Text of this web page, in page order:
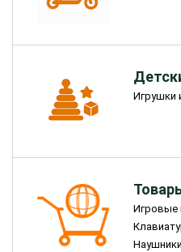
Игрушки
Игровые
Наушники